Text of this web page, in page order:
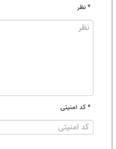
* نظر
* کد امنیتی